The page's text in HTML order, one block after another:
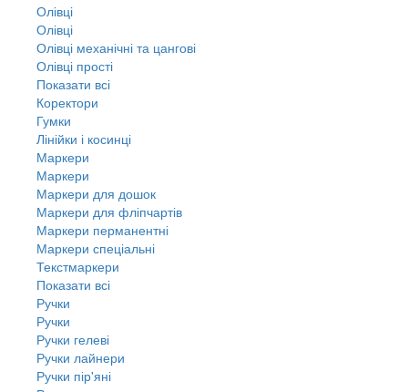
Олівці
Олівці
Олівці механічні та цангові
Олівці прості
Показати всі
Коректори
Гумки
Лінійки і косинці
Маркери
Маркери
Маркери для дошок
Маркери для фліпчартів
Маркери перманентні
Маркери спеціальні
Текстмаркери
Показати всі
Ручки
Ручки
Ручки гелеві
Ручки лайнери
Ручки пір'яні